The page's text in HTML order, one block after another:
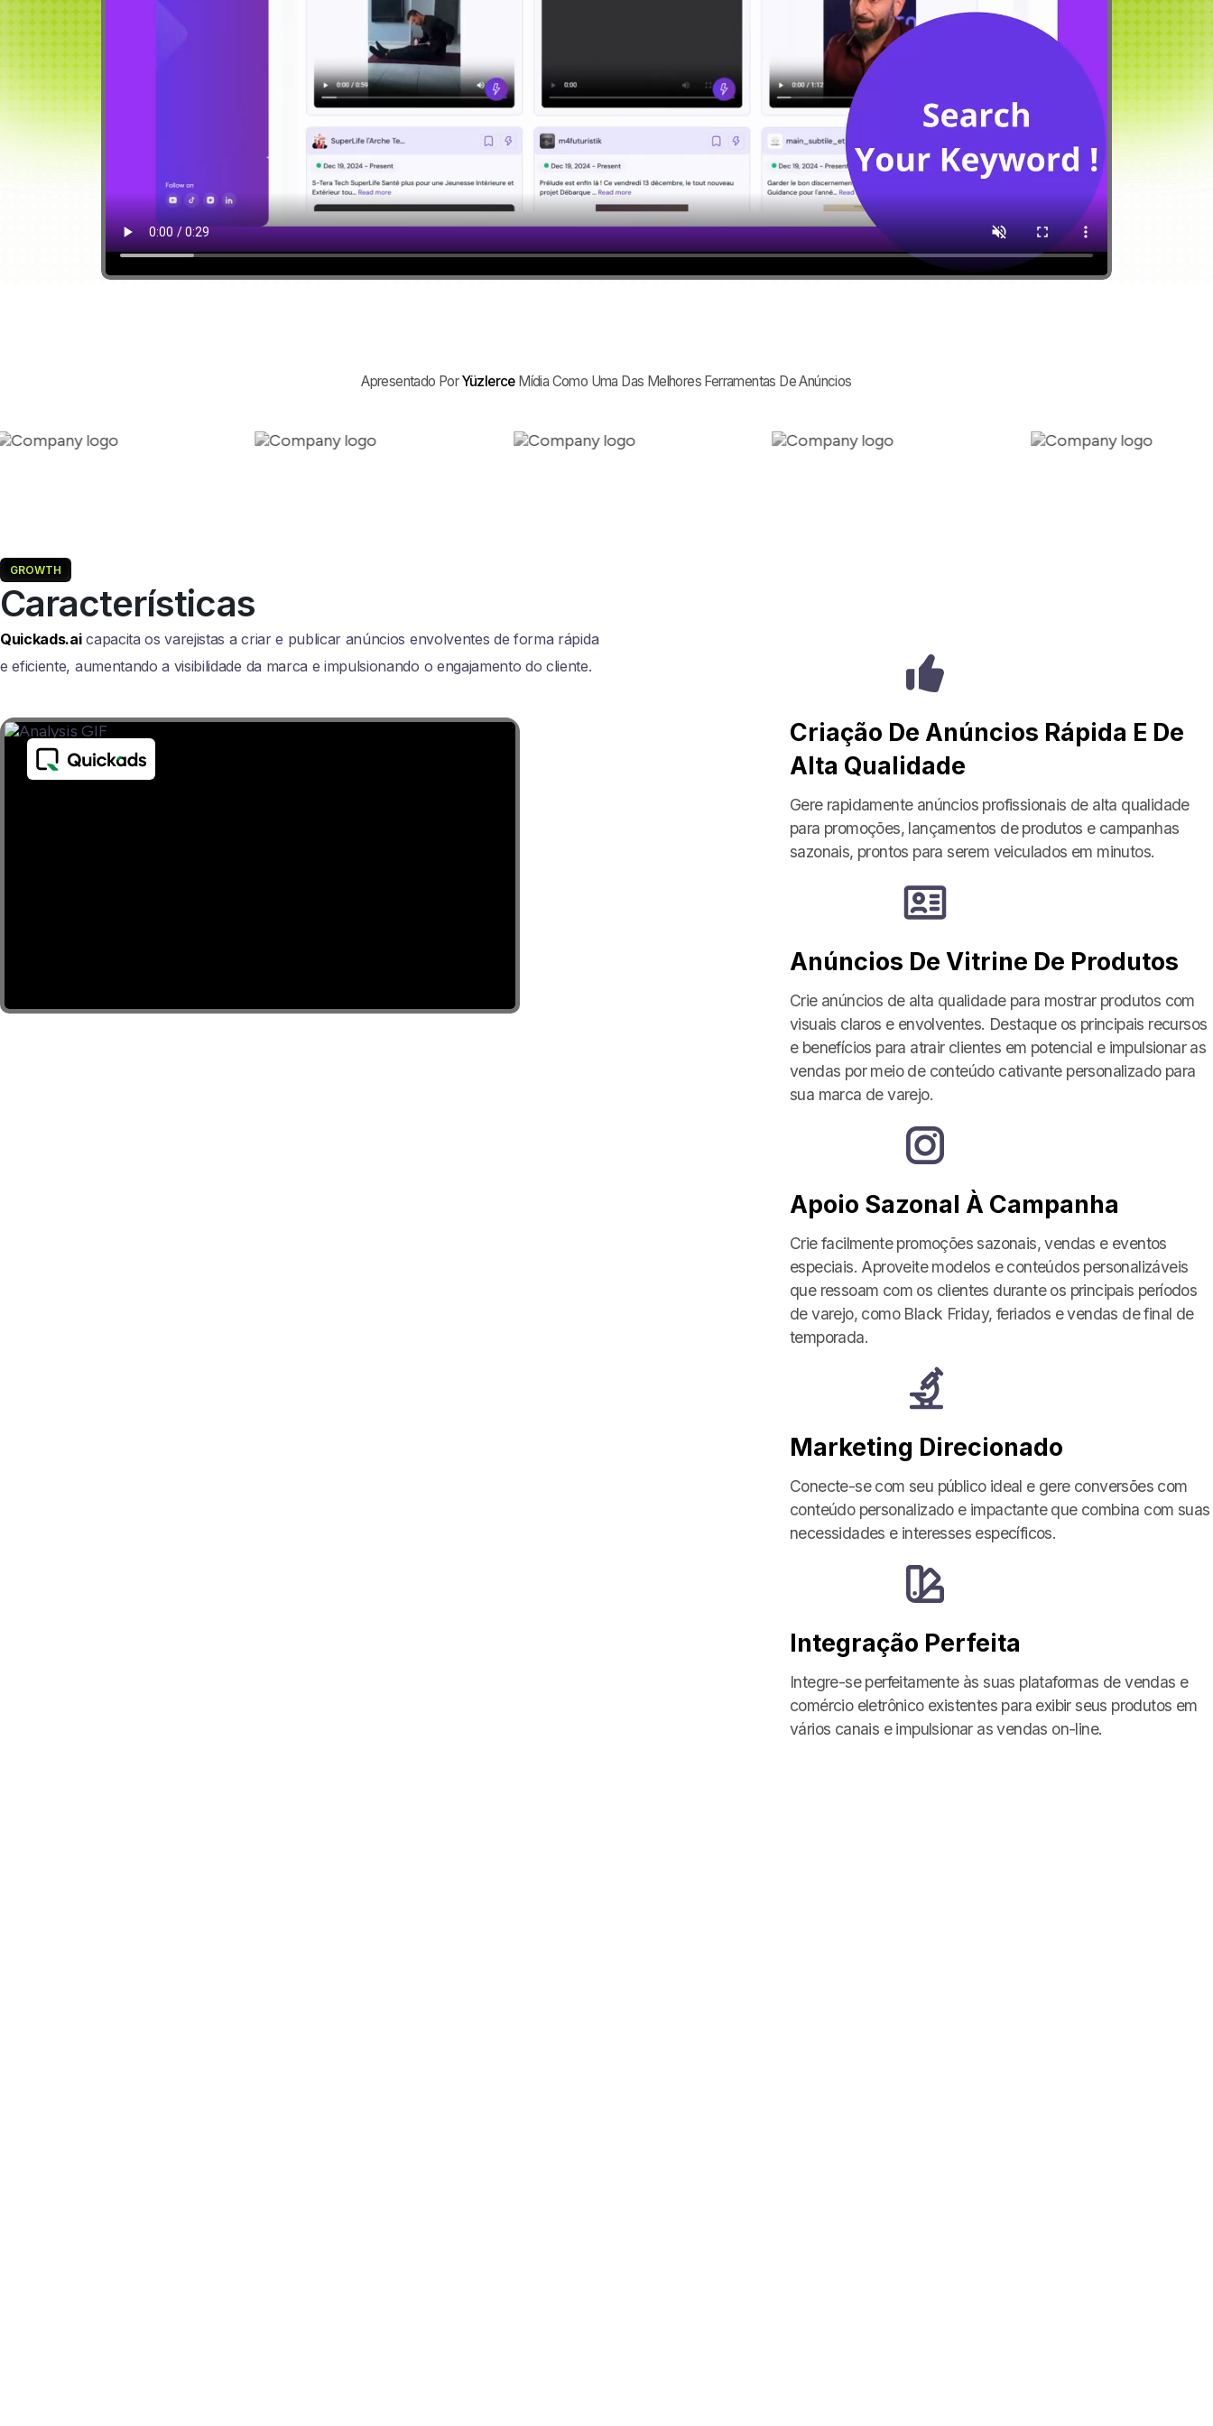
Apresentado PorYüzlerceMídia Como Uma Das Melhores Ferramentas De Anúncios
GROWTH
Características
Quickads.aicapacita os varejistas a criar e publicar anúncios envolventes de forma rápida
e eficiente, aumentando a visibilidade da marca e impulsionando o engajamento do cliente.
Criação De Anúncios Rápida E De
Alta Qualidade
Gere rapidamente anúncios profissionais de alta qualidade
para promoções, lançamentos de produtos e campanhas
sazonais, prontos para serem veiculados em minutos.
Anúncios De Vitrine De Produtos
Crie anúncios de alta qualidade para mostrar produtos com
visuais claros e envolventes. Destaque os principais recursos
e benefícios para atrair clientes em potencial e impulsionar as
vendas por meio de conteúdo cativante personalizado para
sua marca de varejo.
Apoio Sazonal À Campanha
Crie facilmente promoções sazonais, vendas e eventos
especiais. Aproveite modelos e conteúdos personalizáveis
que ressoam com os clientes durante os principais períodos
de varejo, como Black Friday, feriados e vendas de final de
temporada.
Marketing Direcionado
Conecte-se com seu público ideal e gere conversões com
conteúdo personalizado e impactante que combina com suas
necessidades e interesses específicos.
Integração Perfeita
Integre-se perfeitamente às suas plataformas de vendas e
comércio eletrônico existentes para exibir seus produtos em
vários canais e impulsionar as vendas on-line.